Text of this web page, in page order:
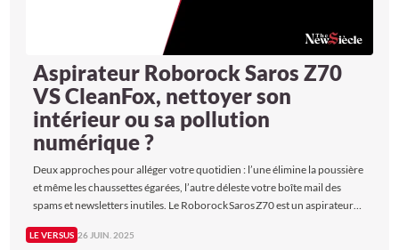
Aspirateur Roborock Saros Z70
VS CleanFox, nettoyer son
intérieur ou sa pollution
numérique ?
Deux approches pour alléger votre quotidien : l’une élimine la poussière
et même les chaussettes égarées, l’autre déleste votre boîte mail des
spams et newsletters inutiles. Le Roborock Saros Z70 est un aspirateur
s’attaque à l’inflammation numérique : un outil malin qui trie vos mails et
LE VERSUS 26 JUIN. 2025